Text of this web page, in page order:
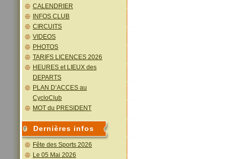
CALENDRIER
INFOS CLUB
CIRCUITS
VIDEOS
PHOTOS
TARIFS LICENCES 2026
HEURES et LIEUX des
DEPARTS
PLAN D’ACCES au
CycloClub
MOT du PRESIDENT
Dernières infos
Fête des Sports 2026
Le 05 Mai 2026